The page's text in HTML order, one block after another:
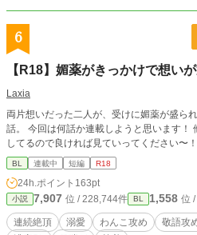
6
【R18】媚薬がきっかけで想い
Laxia
両片想いだった二人が、受けに媚薬が盛ら
話。 今回は何話か連載しようと思います！ 他にも長編BLやファンタジーを連載
してるので良ければ見ていってください〜！
BL 連載中 短編 R18
24h.ポイント 163pt
小説 7,907 位 / 228,744件 BL 1,558 位
連続絶頂 溺愛 わんこ攻め 敬語攻